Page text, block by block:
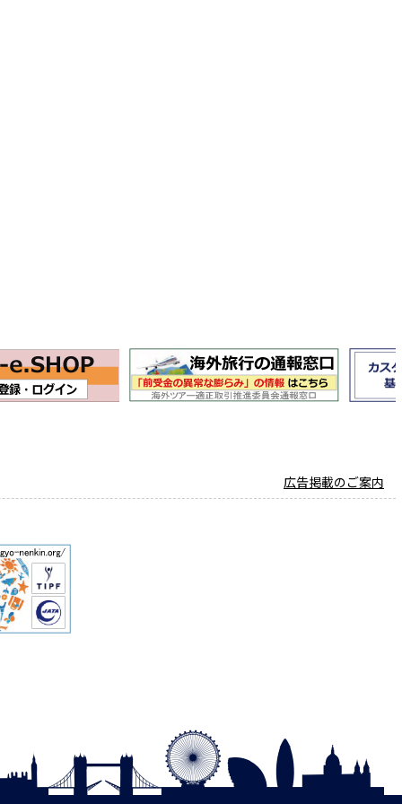
広告掲載のご案内